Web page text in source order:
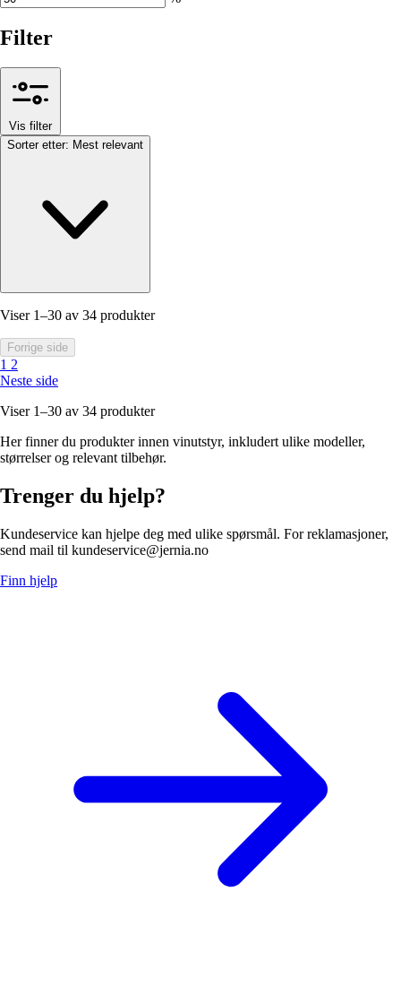
Filter
Vis filter
Sorter etter: Mest relevant
Viser 1–30 av 34 produkter
Forrige side
1 2
Neste side
Viser 1–30 av 34 produkter
Her finner du produkter innen vinutstyr, inkludert ulike modeller,
størrelser og relevant tilbehør.
Trenger du hjelp?
Kundeservice kan hjelpe deg med ulike spørsmål. For reklamasjoner,
send mail til kundeservice@jernia.no
Finn hjelp